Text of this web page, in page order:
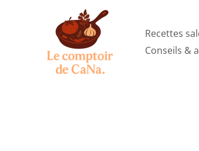
Recettes
Conseils &